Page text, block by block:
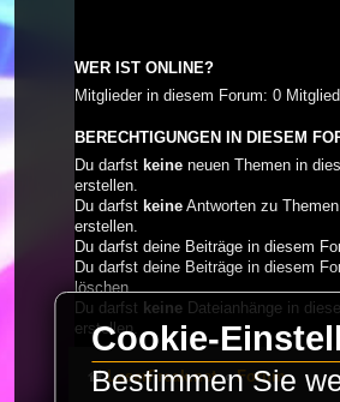
WER IST ONLINE?
Mitglieder in diesem Forum: 0
BERECHTIGUNGEN IN DIESEM
Du darfst keine neuen Themen in
erstellen.
Du darfst keine Antworten zu
erstellen.
Du darfst deine Beiträge in diesem
Du darfst deine Beiträge in diesem
löschen.
Du darfst keine Dateianhänge in
erstellen.
LaserFreak.net Forum
Cookie-
Bestimmen Sie